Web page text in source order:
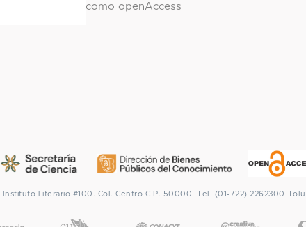
como openAccess
Instituto Literario #100. Col. Centro C.P. 50000. Tel. (01-722) 2262300